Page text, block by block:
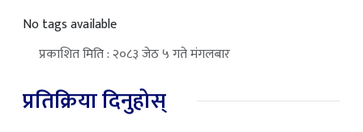
No tags available
प्रकाशित मिति : २०८३ जेठ ५ गते मंगलबार
प्रतिक्रिया दिनुहोस्